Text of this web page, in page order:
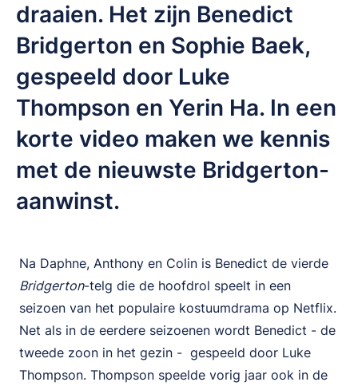
draaien. Het zijn Benedict
Bridgerton en Sophie Baek,
gespeeld door Luke
Thompson en Yerin Ha. In een
korte video maken we kennis
met de nieuwste Bridgerton-
aanwinst.
Na Daphne, Anthony en Colin is Benedict de vierde
Bridgerton-telg die de hoofdrol speelt in een
seizoen van het populaire kostuumdrama op Netflix.
Net als in de eerdere seizoenen wordt Benedict - de
tweede zoon in het gezin - gespeeld door Luke
Thompson. Thompson speelde vorig jaar ook in de